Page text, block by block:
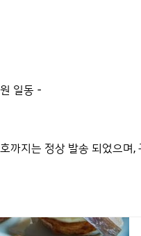
일동 -
까지는 정상 발송 되었으며